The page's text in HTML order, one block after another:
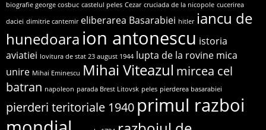
biografie george cosbuc castelul peles Cezar cruciada de la nicopole cucerirea
daciei dimitrie cantemir eliberarea Basarabiei hitler iancu de
hunedoara ion antonescu istoria
aviatiei lovitura de stat 23 august 1944 lupta de la rovine mica
unire Mihai Eminescu Mihai Viteazul mircea cel
batran napoleon parada Brest Litovsk peles pierderea basarabiei
pierderi teritoriale 1940 primul razboi